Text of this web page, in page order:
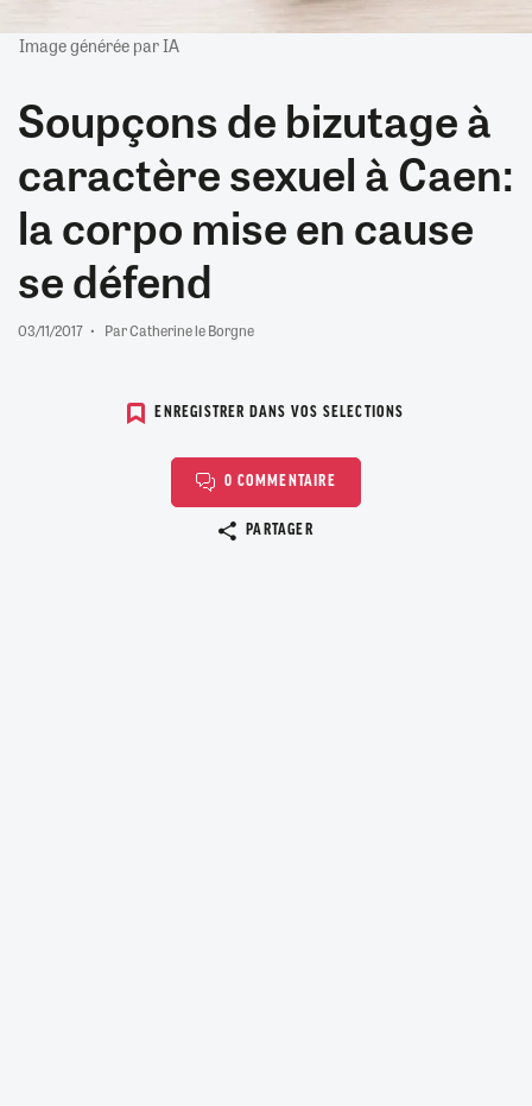
Image générée par IA
Soupçons de bizutage à
caractère sexuel à Caen:
la corpo mise en cause
se défend
03/11/2017 Par Catherine le Borgne
ENREGISTRER DANS VOS SELECTIONS
0 COMMENTAIRE
PARTAGER